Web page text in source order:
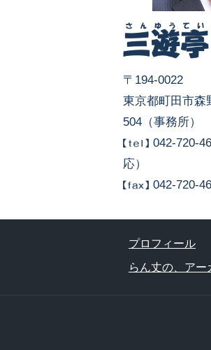
〒194-0022
東京都町田市森
504（事務所）
042-720-
応）
042-720-
プロフィール
らん丈の、アー